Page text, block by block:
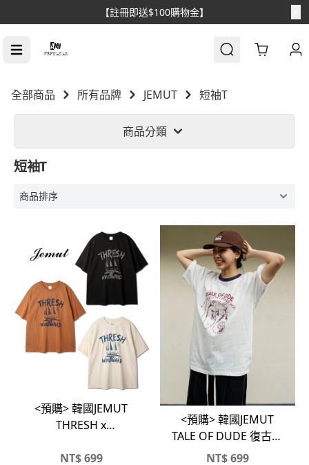
【註冊即送$100購物金】
Cart
全部商品 所有品牌 JEMUT 短袖T
商品分類
短袖T
<預購> 韓國JEMUT
THRESH x
磅純棉短T
NT$699
<預購> 韓國JEMUT
TALE OF DUDE 復古感
高磅短T
NT$699